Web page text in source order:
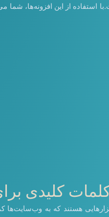
استفاده از این افزونه‌ها،
کلیدی
هستند که به وب‌سایت‌ها